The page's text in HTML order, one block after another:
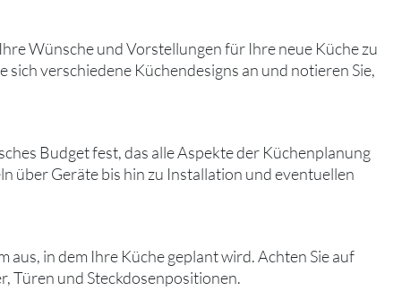
Wünsche und Vorstellungen für Ihre neue Küche zu
sich verschiedene Küchendesigns an und notieren Sie,
Budget fest, das alle Aspekte der Küchenplanung
über Geräte bis hin zu Installation und eventuellen
aus, in dem Ihre Küche geplant wird. Achten Sie auf
Türen und Steckdosenpositionen.